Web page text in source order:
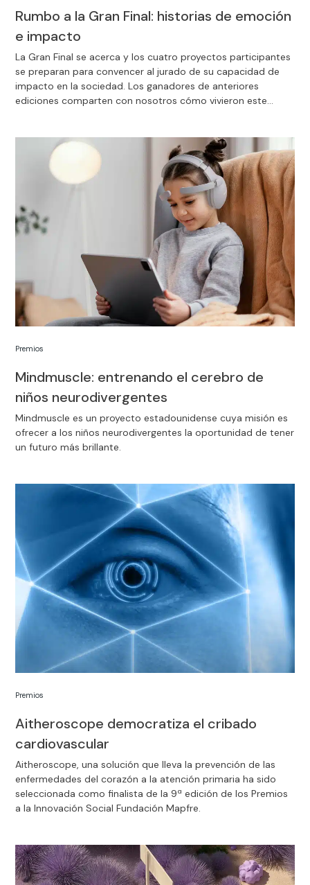
Rumbo a la Gran Final: historias de emoción
e impacto
La Gran Final se acerca y los cuatro proyectos participantes
se preparan para convencer al jurado de su capacidad de
impacto en la sociedad. Los ganadores de anteriores
ediciones comparten con nosotros cómo vivieron este
Mindmuscle: entrenando el cerebro de
niños neurodivergentes
Premios
Mindmuscle es un proyecto estadounidense cuya misión es
ofrecer a los niños neurodivergentes la oportunidad de tener
un futuro más brillante.
Aitheroscope democratiza el cribado
cardiovascular
Premios
Aitheroscope, una solución que lleva la prevención de las
enfermedades del corazón a la atención primaria ha sido
seleccionada como finalista de la 9ª edición de los Premios
a la Innovación Social Fundación Mapfre.